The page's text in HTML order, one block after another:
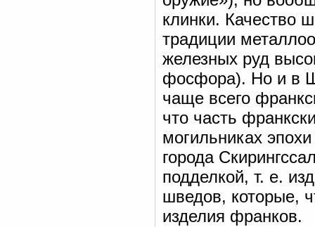
клинки. Качество
традиции
железных руд
фосфора). Но и в
чаще всего
что часть
могильниках
города
подделкой, т. е.
шведов, которые,
изделия франков.